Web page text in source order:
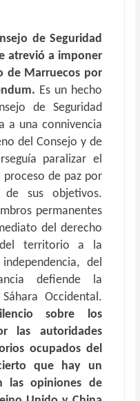
de Seguridad
atrevió a imponer
de Marruecos por
Es un hecho
de Seguridad
a una connivencia
del Consejo y de
paralizar el
de paz por
sus objetivos.
permanentes
del derecho
territorio a la
del
defiende la
Occidental.
sobre los
las autoridades
ocupados del
que hay un
las opiniones de